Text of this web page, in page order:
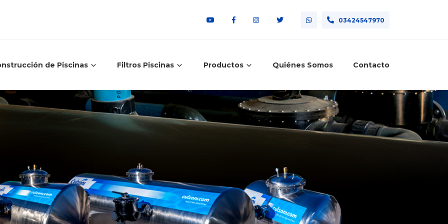
03424547970
de Piscinas Filtros Piscinas Productos Quiénes Somos Contacto